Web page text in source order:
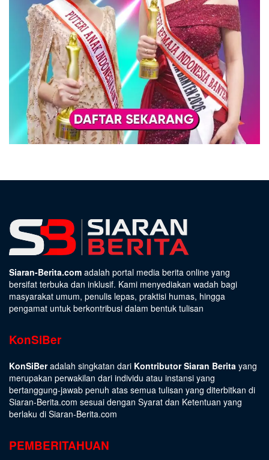
Siaran-Berita.com adalah portal media berita online yang
bersifat terbuka dan inklusif. Kami menyediakan wadah bagi
masyarakat umum, penulis lepas, praktisi humas, hingga
pengamat untuk berkontribusi dalam bentuk tulisan
KonSiBer
KonSiBeradalah singkatan dari Kontributor Siaran Berita yang
merupakan perwakilan dari individu atau instansi yang
bertanggung-jawab penuh atas semua tulisan yang diterbitkan di
Siaran-Berita.com sesuai dengan Syarat dan Ketentuan yang
berlaku di Siaran-Berita.com
PEMBERITAHUAN